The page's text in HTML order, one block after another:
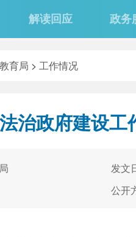
解读回应 政务
育局 > 工作情况
治政府建设工
发文
公开